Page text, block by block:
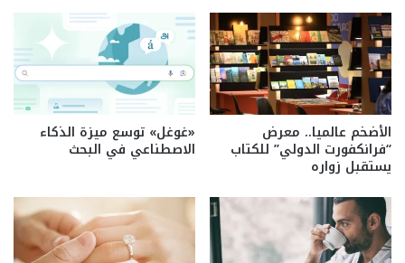
الأضخم عالميا.. معرض
“فرانكفورت الدولي” للكتاب
يستقبل زواره
«غوغل» توسع ميزة الذكاء
الاصطناعي في البحث